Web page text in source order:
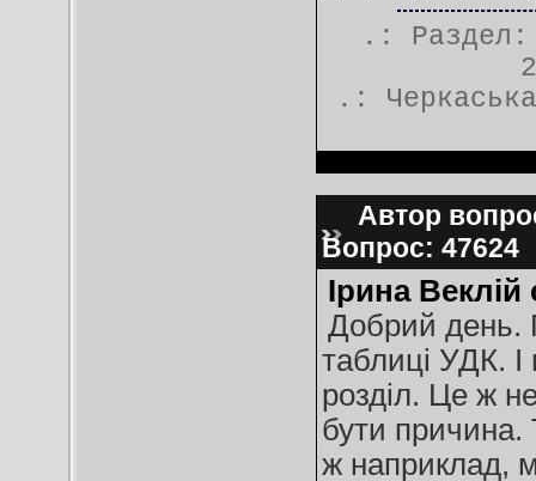
.:
.:
Автор
Вопрос: 47624
Ірина
Добрий день.
таблиці УДК.
розділ. Це ж
бути причина.
ж наприклад,